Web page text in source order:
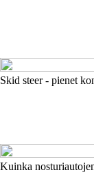
Skid steer - pienet
Kuinka